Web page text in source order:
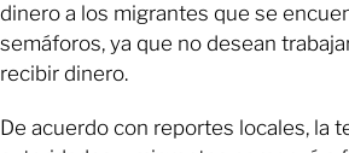
dinero a los migrantes que se
semáforos, ya que no desean
recibir dinero.
De acuerdo con reportes locales, la